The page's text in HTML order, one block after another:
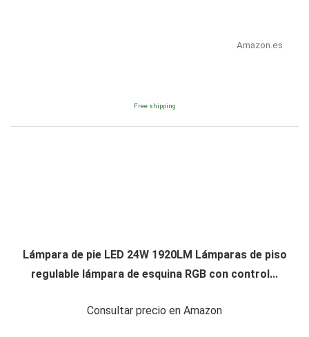
Amazon.es
Free shipping
Lámpara de pie LED 24W 1920LM Lámparas de piso
regulable lámpara de esquina RGB con control...
Consultar precio en Amazon